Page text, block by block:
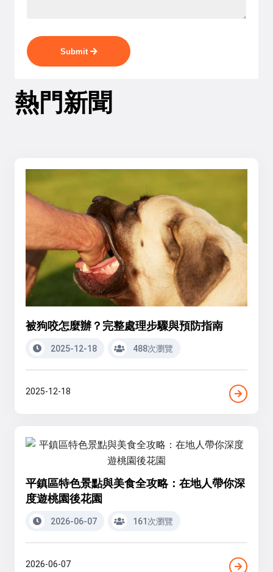
Submit
熱門新聞
被狗咬怎麼辦？完整處理步驟與預防指南
2025-12-18 488次瀏覽
2025-12-18
平鎮區特色景點與美食全攻略：在地人帶你深
度遊桃園後花園
2026-06-07 161次瀏覽
2026-06-07